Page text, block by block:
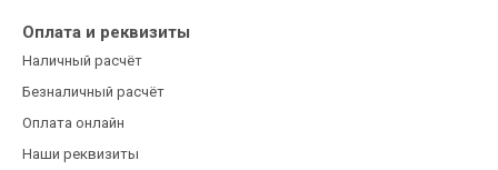
Оплата и реквизиты
Наличный расчёт
Безналичный расчёт
Оплата онлайн
Наши реквизиты